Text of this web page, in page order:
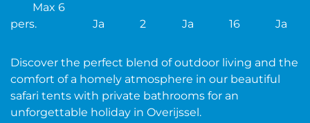
Honden
Contact
Frequently Asked Questions
Max 6
pers.
Ja 2 Ja 16 Ja
Discover the perfect blend of outdoor living and the
comfort of a homely atmosphere in our beautiful
safari tents with private bathrooms for an
unforgettable holiday in Overijssel.